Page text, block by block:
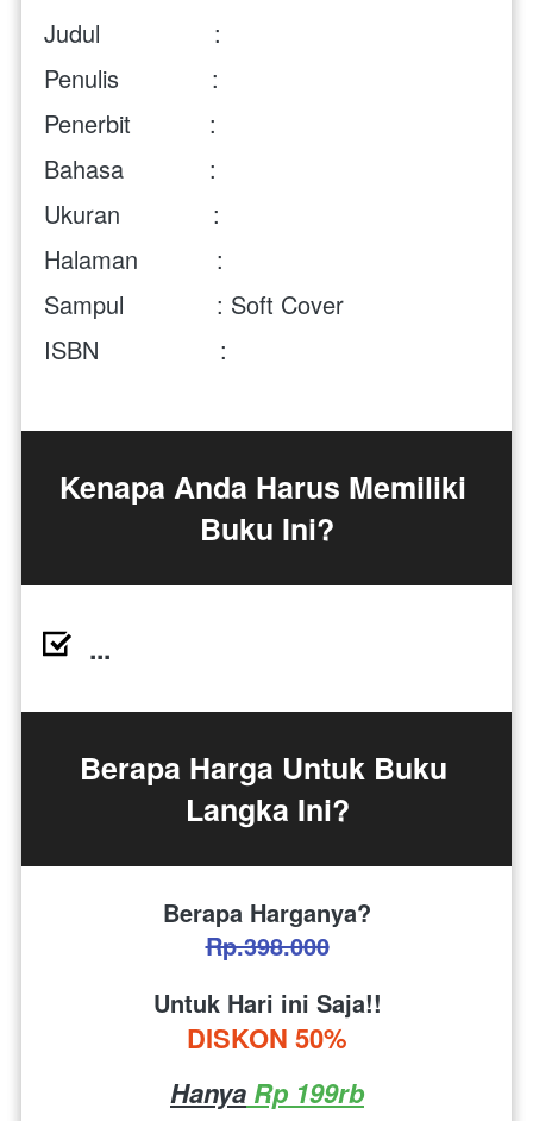
Judul                :
Penulis             :
Penerbit           :
Bahasa            :
Ukuran             :
Halaman           :
Sampul             : Soft Cover
ISBN                 :
Kenapa Anda Harus Memiliki
Buku Ini?
...
Berapa Harga Untuk Buku
Langka Ini?
Berapa Harganya?
Rp.398.000
Untuk Hari ini Saja!!
DISKON 50%
Hanya Rp 199rb